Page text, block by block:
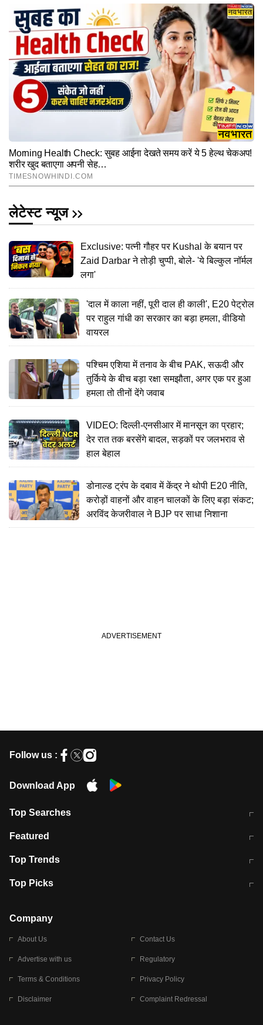
लेटेस्ट न्यूज
Exclusive: पत्नी गौहर पर Kushal के बयान पर
Zaid Darbar ने तोड़ी चुप्पी, बोले- 'ये बिल्कुल नॉर्मल
लगा'
'दाल में काला नहीं, पूरी दाल ही काली', E20 पेट्रोल
पर राहुल गांधी का सरकार का बड़ा हमला, वीडियो
वायरल
पश्चिम एशिया में तनाव के बीच PAK, सऊदी और
तुर्किये के बीच बड़ा रक्षा समझौता, अगर एक पर हुआ
हमला तो तीनों देंगे जवाब
VIDEO: दिल्ली-एनसीआर में मानसून का प्रहार;
देर रात तक बरसेंगे बादल, सड़कों पर जलभराव से
हाल बेहाल
डोनाल्ड ट्रंप के दबाव में केंद्र ने थोपी E20 नीति,
करोड़ों वाहनों और वाहन चालकों के लिए बड़ा संकट;
अरविंद केजरीवाल ने BJP पर साधा निशाना
Follow us :
Download App
Top Searches
मुंबई में लगे 'जेन जी' के पोस्टर, लिखा- 'मैं
Featured
10 अगस्त को विधानसभा का घेराव करेंगे
Top Trends
RBI का नया नियम: अब बैंकों को अपनी सभी
Top Picks
बारिश की चेतावनी
Company
About Us Contact Us
Advertise with us Regulatory
Terms & Conditions Privacy Policy
Disclaimer Complaint Redressal